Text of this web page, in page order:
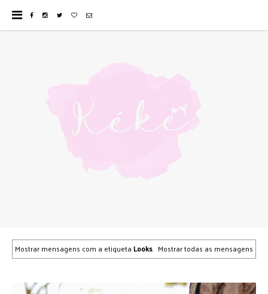
Mostrar mensagens com a etiquetaLooks. Mostrar todas as mensagens